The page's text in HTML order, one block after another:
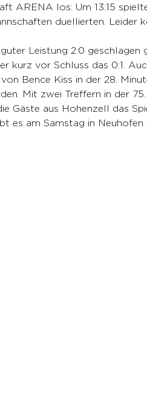
ARENA los: Um 13:15
duellierten. Leider
Leistung 2:0 geschlagen
kurz vor Schluss das 0:1.
Bence Kiss in der 28.
Mit zwei Treffern in der
Gäste aus Hohenzell das
es am Samstag in Neuhofen